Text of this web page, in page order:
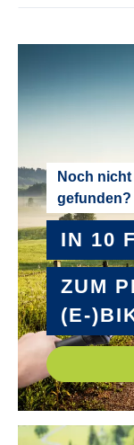
MOTOR :
MOTOR-
85 Nm
MOTOR-TYP :
Bosch Performance
MOTOR-
bis 25 km/h
NABE
Novatec Boost,
Noch
gefunden?
IN 10
ZUM
(E-